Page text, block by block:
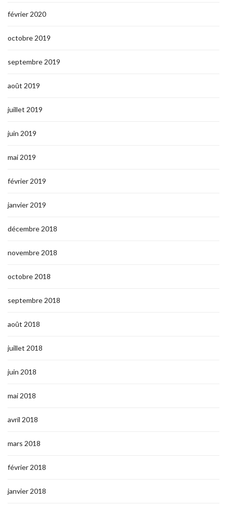
février 2020
octobre 2019
septembre 2019
août 2019
juillet 2019
juin 2019
mai 2019
février 2019
janvier 2019
décembre 2018
novembre 2018
octobre 2018
septembre 2018
août 2018
juillet 2018
juin 2018
mai 2018
avril 2018
mars 2018
février 2018
janvier 2018